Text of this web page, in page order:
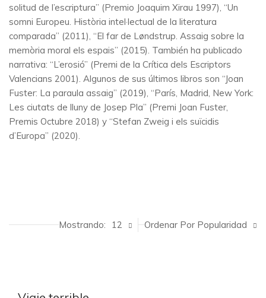
solitud de l’escriptura” (Premio Joaquim Xirau 1997), “Un
somni Europeu. Història intel·lectual de la literatura
comparada” (2011), “El far de Løndstrup. Assaig sobre la
memòria moral els espais” (2015). También ha publicado
narrativa: “L’erosió” (Premi de la Crítica dels Escriptors
Valencians 2001). Algunos de sus últimos libros son “Joan
Fuster: La paraula assaig” (2019), “París, Madrid, New York:
Les ciutats de lluny de Josep Pla” (Premi Joan Fuster,
Premis Octubre 2018) y “Stefan Zweig i els suïcidis
d’Europa” (2020).
Ordenar Por Popularidad
Mostrando: 12